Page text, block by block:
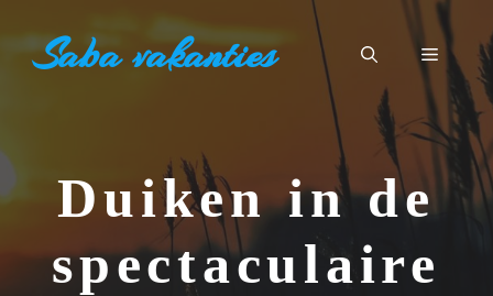
naarSaba vakanties Menu
Duiken in de
spectaculaire